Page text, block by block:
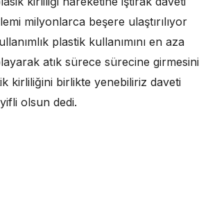
milyonlarca beşere ulaştırılıyor
plastik kullanımını en aza
atık sürece sürecine girmesini
kirliliğini birlikte yenebiliriz daveti
olsun dedi.